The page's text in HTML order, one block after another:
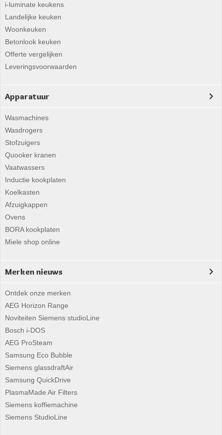
i-luminate keukens
Landelijke keuken
Woonkeuken
Betonlook keuken
Offerte vergelijken
Leveringsvoorwaarden
Apparatuur
Wasmachines
Wasdrogers
Stofzuigers
Quooker kranen
Vaatwassers
Inductie kookplaten
Koelkasten
Afzuigkappen
Ovens
BORA kookplaten
Miele shop online
Merken nieuws
Ontdek onze merken
AEG Horizon Range
Noviteiten Siemens studioLine
Bosch i-DOS
AEG ProSteam
Samsung Eco Bubble
Siemens glassdraftAir
Samsung QuickDrive
PlasmaMade Air Filters
Siemens koffiemachine
Siemens StudioLine